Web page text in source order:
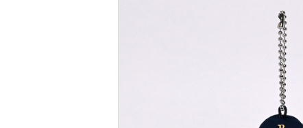
コラボグ
EC限定